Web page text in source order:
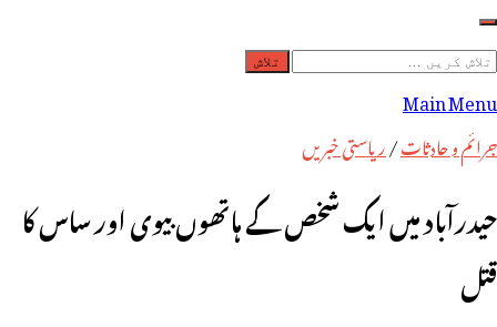
تلاش
کریں
برائے:
Main Menu
جرائم و حادثات/ریاستی خبریں
حیدرآباد میں ایک شخص کے ہاتھوں بیوی اور ساس کا
قتل